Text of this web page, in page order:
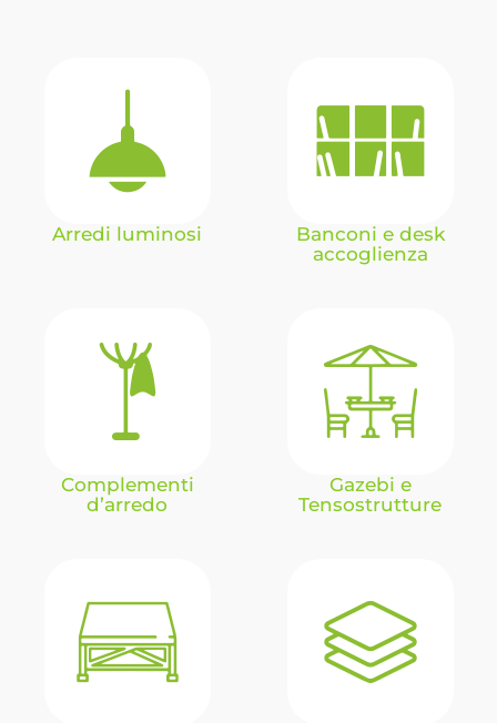
Arredi luminosi
Banconi e desk
accoglienza
Complementi
d’arredo
Gazebi e
Tensostrutture